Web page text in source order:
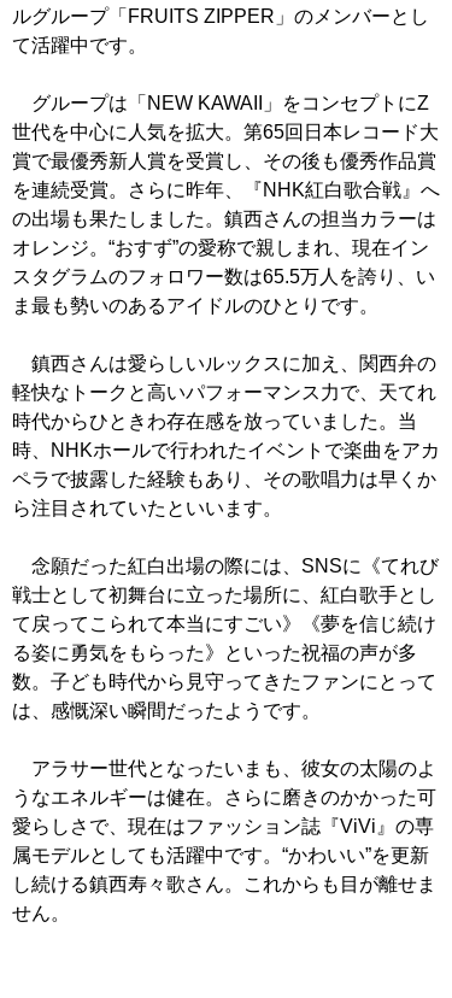
ルグループ「FRUITS ZIPPER」のメンバーとし
て活躍中です。
グループは「NEW KAWAII」をコンセプトにZ
世代を中心に人気を拡大。第65回日本レコード大
賞で最優秀新人賞を受賞し、その後も優秀作品賞
を連続受賞。さらに昨年、『NHK紅白歌合戦』へ
の出場も果たしました。鎮西さんの担当カラーは
オレンジ。“おすず”の愛称で親しまれ、現在イン
スタグラムのフォロワー数は65.5万人を誇り、い
ま最も勢いのあるアイドルのひとりです。
鎮西さんは愛らしいルックスに加え、関西弁の
軽快なトークと高いパフォーマンス力で、天てれ
時代からひときわ存在感を放っていました。当
時、NHKホールで行われたイベントで楽曲をアカ
ペラで披露した経験もあり、その歌唱力は早くか
ら注目されていたといいます。
念願だった紅白出場の際には、SNSに《てれび
戦士として初舞台に立った場所に、紅白歌手とし
て戻ってこられて本当にすごい》《夢を信じ続け
る姿に勇気をもらった》といった祝福の声が多
数。子ども時代から見守ってきたファンにとって
は、感慨深い瞬間だったようです。
アラサー世代となったいまも、彼女の太陽のよ
うなエネルギーは健在。さらに磨きのかかった可
愛らしさで、現在はファッション誌『ViVi』の専
属モデルとしても活躍中です。“かわいい”を更新
し続ける鎮西寿々歌さん。これからも目が離せま
せん。